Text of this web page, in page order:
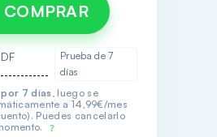
COMPRAR
Prueba de 7
días
7 días, luego se
a 14,99€/mes
Puedes cancelarlo